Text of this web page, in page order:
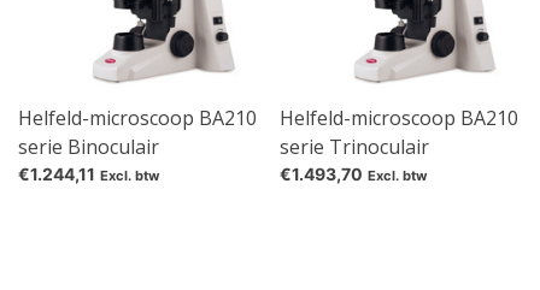
Helfeld-microscoop BA210
serie Binoculair
€1.244,11 Excl. btw
Helfeld-microscoop BA210
serie Trinoculair
€1.493,70 Excl. btw